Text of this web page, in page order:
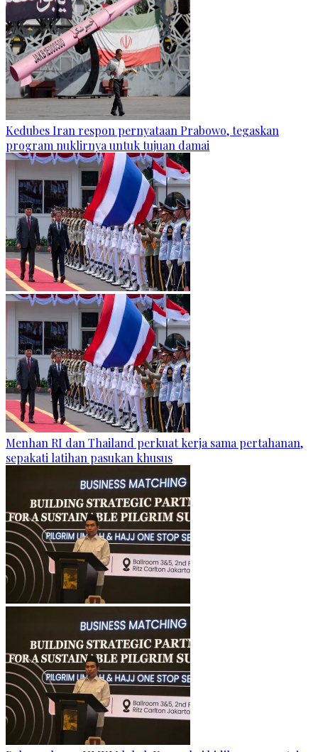
Kedubes Iran respon pernyataan Prabowo, tegaskan
program nuklirnya untuk tujuan damai
Menhan RI dan Thailand perkuat kerja sama pertahanan,
sepakati latihan pasukan khusus